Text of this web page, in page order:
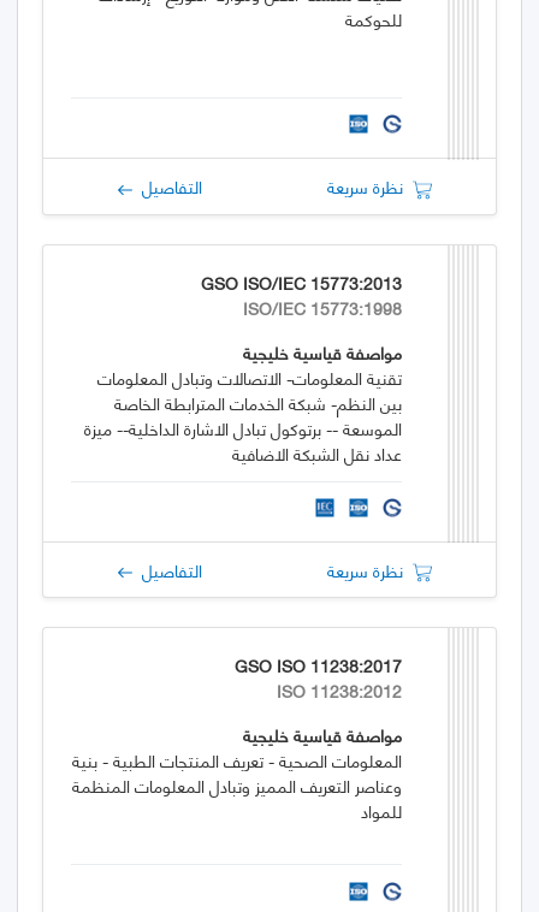
للحوكمة
نظرة سريعة التفاصيل
GSO ISO/IEC 15773:2013
ISO/IEC 15773:1998
مواصفة قياسية خليجية
تقنية المعلومات- الاتصالات وتبادل المعلومات
بين النظم- شبكة الخدمات المترابطة الخاصة
الموسعة -- برتوكول تبادل الاشارة الداخلية-- ميزة
عداد نقل الشبكة الاضافية
نظرة سريعة التفاصيل
GSO ISO 11238:2017
ISO 11238:2012
مواصفة قياسية خليجية
المعلومات الصحية - تعريف المنتجات الطبية - بنية
وعناصر التعريف المميز وتبادل المعلومات المنظمة
للمواد